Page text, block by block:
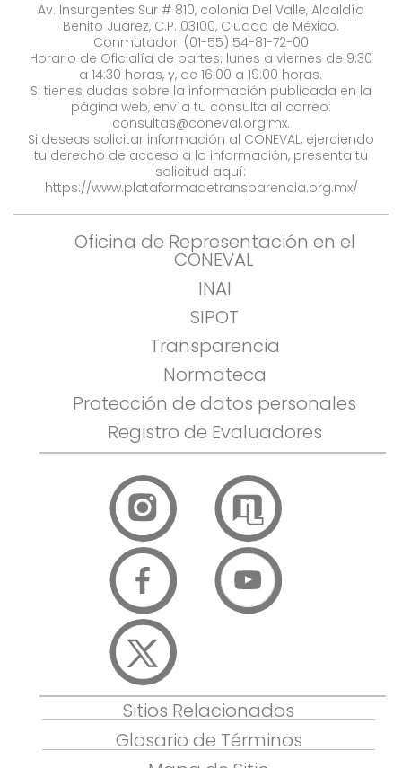
Av. Insurgentes Sur # 810, colonia Del Valle, Alcaldía
Benito Juárez, C.P. 03100, Ciudad de México.
Conmutador: (01-55) 54-81-72-00
Horario de Oficialía de partes: lunes a viernes de 9:30
a 14:30 horas, y, de 16:00 a 19:00 horas.
Si tienes dudas sobre la información publicada en la
página web, envía tu consulta al correo:
consultas@coneval.org.mx.
Si deseas solicitar información al CONEVAL, ejerciendo
tu derecho de acceso a la información, presenta tu
solicitud aquí:
https://www.plataformadetransparencia.org.mx/
Oficina de Representación en el
CONEVAL
INAI
SIPOT
Transparencia
Normateca
Protección de datos personales
Registro de Evaluadores
Sitios Relacionados
Glosario de Términos